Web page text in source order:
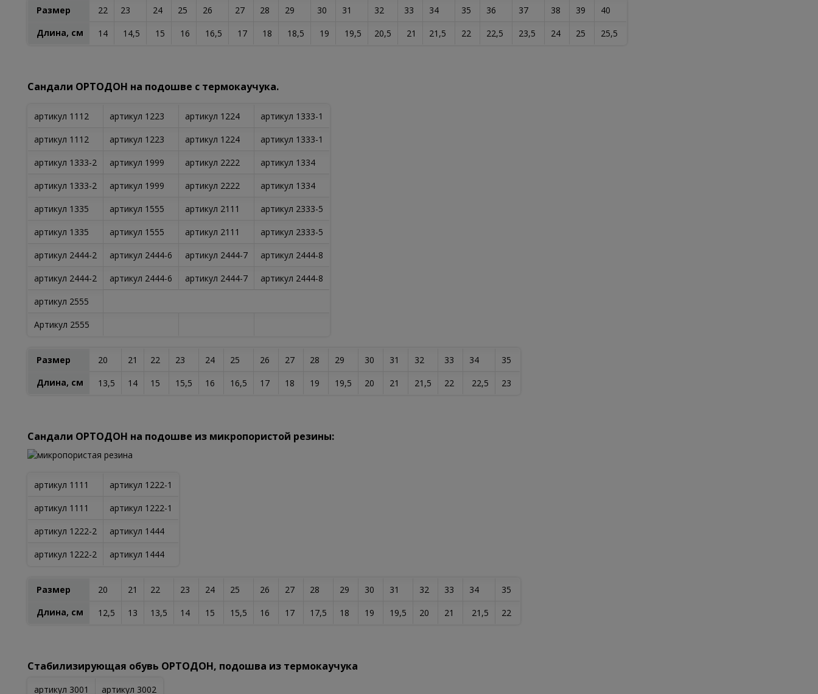
Размер 22 23 24 25 26 27 28 29 30 31 32 33 34 35 36 37 38 39
40
Длина, см
14 14,5 15 16 16,5 17 18 18,5 19 19,5 20,5 21 21,5 22 22,5 23,5 24 25 25,5
Сандали ОРТОДОН на подошве с термокаучука.
артикул 1112 артикул 1223 артикул 1224
артикул 1333-1
артикул 1112
артикул 1223 артикул 1224
артикул 1333-1
артикул 1333-2
артикул 1999 артикул 2222
артикул 1334
артикул 1333-2
артикул 1999 артикул 2222
артикул 1334
артикул 1335
артикул 1555 артикул 2111
артикул 2333-5
артикул 1335
артикул 1555 артикул 2111
артикул 2333-5
артикул 2444-2
артикул 2444-6 артикул 2444-7
артикул 2444-8
артикул 2444-2
артикул 2444-6 артикул 2444-7
артикул 2444-8
артикул 2555
Артикул 2555
Размер 20 21 22 23 24 25 26 27 28 29 30 31 32 33 34
35
Длина, см
13,5 14 15 15,5 16 16,5 17 18 19 19,5 20 21 21,5 22 22,5 23
Сандали ОРТОДОН на подошве из микропористой резины:
артикул 1111
артикул 1222-1
артикул 1111
артикул 1222-1
артикул 1222-2
артикул 1444
артикул 1222-2
артикул 1444
Размер 20 21 22 23 24 25 26 27 28 29 30 31 32 33 34
35
Длина, см
12,5 13 13,5 14 15 15,5 16 17 17,5 18 19 19,5 20 21 21,5 22
Стабилизирующая обувь ОРТОДОН, подошва из термокаучука
артикул 3001 артикул 3002